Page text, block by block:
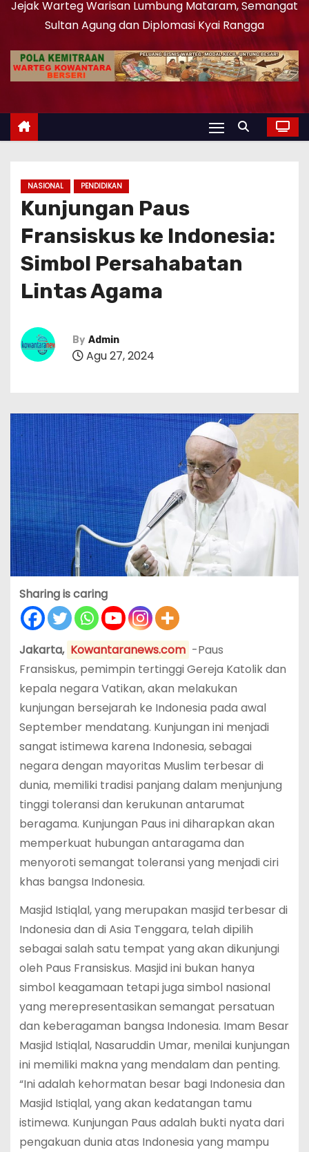
Jejak Warteg Warisan Lumbung Mataram, Semangat
Sultan Agung dan Diplomasi Kyai Rangga
NASIONAL PENDIDIKAN
Kunjungan Paus
Fransiskus ke Indonesia:
Simbol Persahabatan
Lintas Agama
By Admin
Agu 27, 2024
Sharing is caring
Jakarta, Kowantaranews.com -Paus
Fransiskus, pemimpin tertinggi Gereja Katolik dan
kepala negara Vatikan, akan melakukan
kunjungan bersejarah ke Indonesia pada awal
September mendatang. Kunjungan ini menjadi
sangat istimewa karena Indonesia, sebagai
negara dengan mayoritas Muslim terbesar di
dunia, memiliki tradisi panjang dalam menjunjung
tinggi toleransi dan kerukunan antarumat
beragama. Kunjungan Paus ini diharapkan akan
memperkuat hubungan antaragama dan
menyoroti semangat toleransi yang menjadi ciri
khas bangsa Indonesia.
Masjid Istiqlal, yang merupakan masjid terbesar di
Indonesia dan di Asia Tenggara, telah dipilih
sebagai salah satu tempat yang akan dikunjungi
oleh Paus Fransiskus. Masjid ini bukan hanya
simbol keagamaan tetapi juga simbol nasional
yang merepresentasikan semangat persatuan
dan keberagaman bangsa Indonesia. Imam Besar
Masjid Istiqlal, Nasaruddin Umar, menilai kunjungan
ini memiliki makna yang mendalam dan penting.
“Ini adalah kehormatan besar bagi Indonesia dan
Masjid Istiqlal, yang akan kedatangan tamu
istimewa. Kunjungan Paus adalah bukti nyata dari
pengakuan dunia atas Indonesia yang mampu